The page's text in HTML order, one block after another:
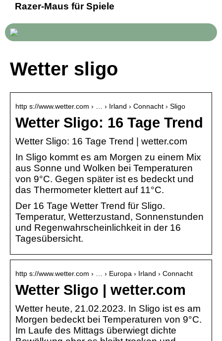
Razer-Maus für Spiele
Wetter sligo
http s://www.wetter.com › … › Irland › Connacht › Sligo
Wetter Sligo: 16 Tage Trend
Wetter Sligo: 16 Tage Trend | wetter.com
In Sligo kommt es am Morgen zu einem Mix
aus Sonne und Wolken bei Temperaturen
von 9°C. Gegen später ist es bedeckt und
das Thermometer klettert auf 11°C.
Der 16 Tage Wetter Trend für Sligo.
Temperatur, Wetterzustand, Sonnenstunden
und Regenwahrscheinlichkeit in der 16
Tagesübersicht.
http s://www.wetter.com › … › Europa › Irland › Connacht
Wetter Sligo | wetter.com
Wetter heute, 21.02.2023. In Sligo ist es am
Morgen bedeckt bei Temperaturen von 9°C.
Im Laufe des Mittags überwiegt dichte